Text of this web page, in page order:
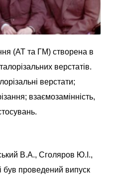
(АТ та ГМ) створена в
верстатів.
верстати;
взаємозамінність,
В.А., Сголяров Ю.І.,
був проведений випуск